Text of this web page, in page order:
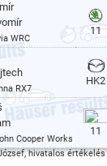
WRC
11
RX7
HK2
Cooper Works WRC
11
hivatalos értékelés